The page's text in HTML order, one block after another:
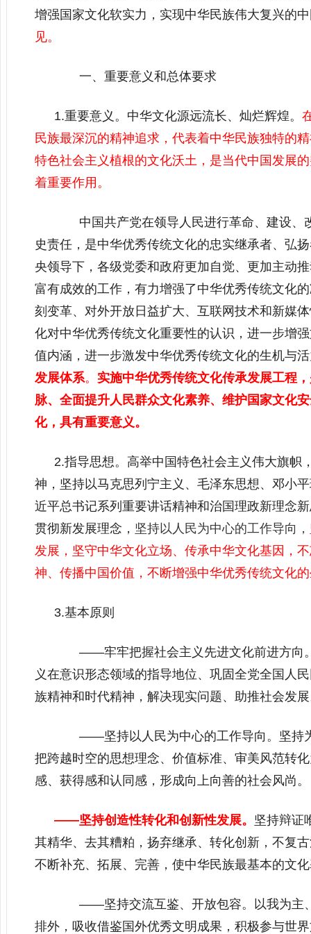
增强国家文化软实力，实现中华民族伟大复兴的
见。
一、重要意义和总体要求
1.重要意义。中华文化源远流长、灿烂辉煌。
民族最深沉的精神追求，代表着中华民族独特的
特色社会主义植根的文化沃土，是当代中国发展
着重要作用。
中国共产党在领导人民进行革命、建设、
史责任，是中华优秀传统文化的忠实继承者、弘
央领导下，各级党委和政府更加自觉、更加主动
富有成效的工作，有力增强了中华优秀传统文化
刻变革、对外开放日益扩大、互联网技术和新媒
化对中华优秀传统文化重要性的认识，进一步增
值内涵，进一步激发中华优秀传统文化的生机与
发展体系。 实施中华优秀传统文化传承发展工程
脉、全面提升人民群众文化素养、维护国家文化
化，具有重要意义。
2.指导思想。高举中国特色社会主义伟大旗帜
神，坚持以马克思列宁主义、毛泽东思想、邓小
近平总书记系列重要讲话精神和治国理政新理念
贯彻新发展理念， 坚持以人民为中心的工作导向，
发展，坚守中华文化立场、传承中华文化基因，
神、传播中国价值，不断增强中华优秀传统文化
3.基本原则
——牢牢把握社会主义先进文化前进方向。
义在意识形态领域的指导地位、巩固全党全国人
族精神和时代精神，解决现实问题、助推社会发
——坚持以人民为中心的工作导向。坚持为
把跨越时空的思想理念、价值标准、审美风范转
感、获得感和认同感，形成向上向善的社会风尚。
——坚持创造性转化和创新性发展。 坚持辩证
其精华、去其糟粕，扬弃继承、转化创新，不复
不断补充、拓展、完善，使中华民族最基本的文
——坚持交流互鉴、开放包容。以我为主、
排外，吸收借鉴国外优秀文明成果，积极参与世